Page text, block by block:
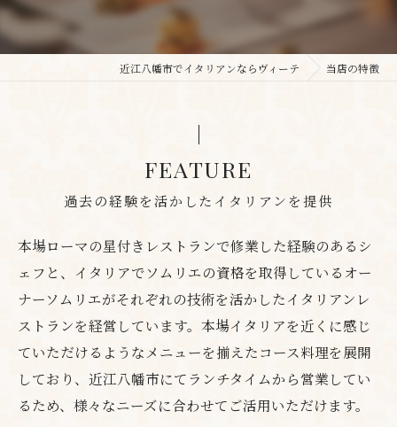
近江八幡市でイタリアンならヴィーテ 当店の特徴
過去の経験を活かしたイタリアンを提供
FEATURE
本場ローマの星付きレストランで修業した経験のあるシ
ェフと、イタリアでソムリエの資格を取得しているオー
ナーソムリエがそれぞれの技術を活かしたイタリアンレ
ストランを経営しています。本場イタリアを近くに感じ
ていただけるようなメニューを揃えたコース料理を展開
しており、近江八幡市にてランチタイムから営業してい
るため、様々なニーズに合わせてご活用いただけます。